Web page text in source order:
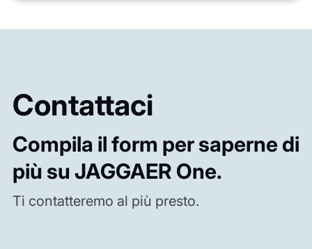
Contattaci
Compila il form per saperne di
più su JAGGAER One.
Ti contatteremo al più presto.